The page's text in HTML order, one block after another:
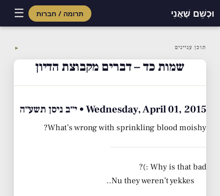
וּכְשֵׁם שֶׁאֲנִי תרומה / חברות ☰
content
תוכן עניינים ▼
שמות כד – דברים מקבוצת הדיון
Wednesday, April 01, 2015 • י״ב ניסן תשע״ה
What’s wrong with sprinkling blood moishy?
Why is that bad :)?
Nu they weren’t yekkes..